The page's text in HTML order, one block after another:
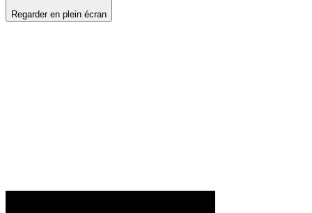
Regarder en plein écran